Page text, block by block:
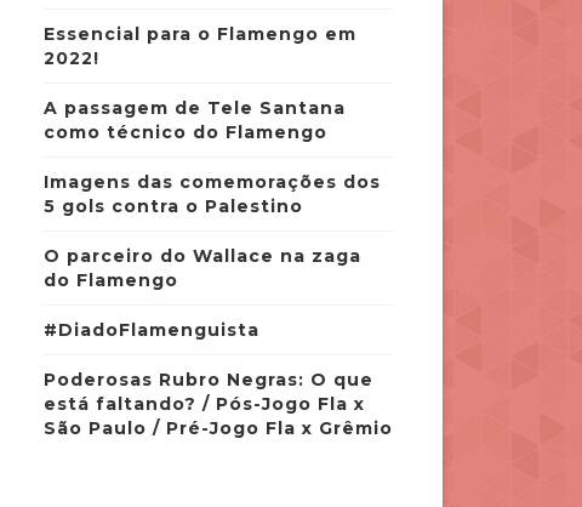
Essencial para o Flamengo em
2022!
A passagem de Tele Santana
como técnico do Flamengo
Imagens das comemorações dos
5 gols contra o Palestino
O parceiro do Wallace na zaga
do Flamengo
#DiadoFlamenguista
Poderosas Rubro Negras: O que
está faltando? / Pós-Jogo Fla x
São Paulo / Pré-Jogo Fla x Grêmio